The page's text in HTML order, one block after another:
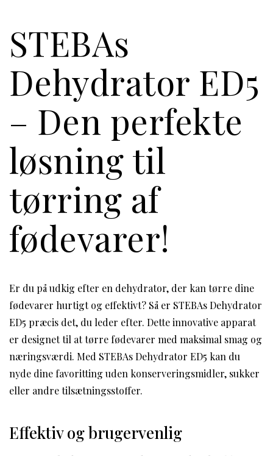
STEBAs
Dehydrator ED5
– Den perfekte
løsning til
tørring af
fødevarer!
Er du på udkig efter en dehydrator, der kan tørre dine
fødevarer hurtigt og effektivt? Så er STEBAs Dehydrator
ED5 præcis det, du leder efter. Dette innovative apparat
er designet til at tørre fødevarer med maksimal smag og
næringsværdi. Med STEBAs Dehydrator ED5 kan du
nyde dine favoritting uden konserveringsmidler, sukker
eller andre tilsætningsstoffer.
Effektiv og brugervenlig